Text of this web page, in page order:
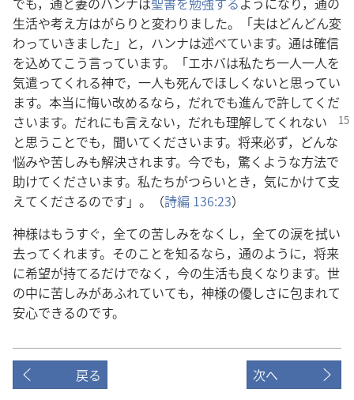
生活や考え方はがらりと変わりました。「夫はどんどん変
わっていきました」と，ハンナは述べています。 通は確信
を込めてこう言っています。「エホバは私たち一人一人を
気遣ってくれる神で， 一人も死んでほしくないと思ってい
ます。 本当に悔い改めるなら，だれでも進んで許してくだ
さいます。だれにも言えない，だれも理解してくれない
と思うことでも， 聞いてくださいます。 将来必ず，どんな
悩みや苦しみも解決されます。 今でも， 驚くような方法で
助けてくださいます。 私たちがつらいとき， 気にかけて支
えてくださるのです」。（詩編 136:23）
神様はもうすぐ， 全ての苦しみをなくし， 全ての涙を拭い
去ってくれます。そのことを知るなら， 通のように， 将来
に希望が持てるだけでなく， 今の生活も 良くなります。 世
の中に苦しみがあふれていても， 神様の優しさに包まれて
安心できるのです。
戻る 次へ